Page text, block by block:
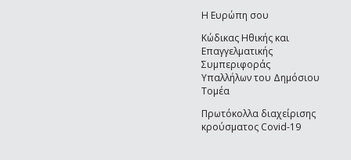
Η Ευρώπη σου
Κώδικας Ηθικής και
Επαγγελματικής
Συμπεριφοράς
Υπαλλήλων του Δημόσιου
Τομέα
Πρωτόκολλα διαχείρισης
κρούσματος Covid-19